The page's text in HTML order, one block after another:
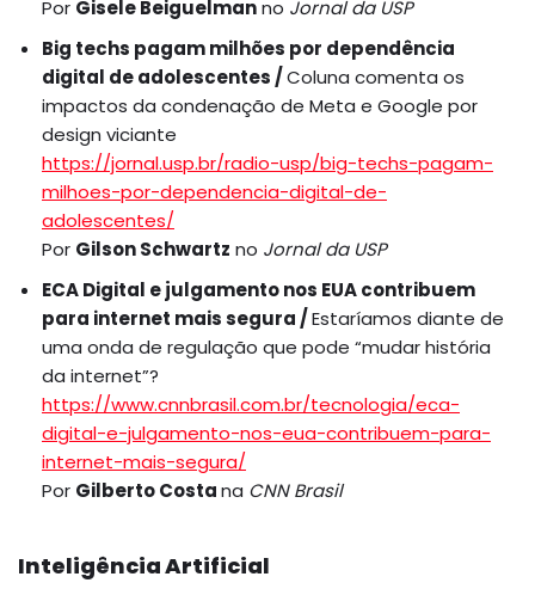
Por Gisele Beiguelmanno Jornal da USP
Big techs pagam milhões por dependência
digital de adolescentes /Coluna comenta os
impactos da condenação de Meta e Google por
design viciante
https://jornal.usp.br/radio-usp/big-techs-pagam-
milhoes-por-dependencia-digital-de-
adolescentes/
Por Gilson Schwartz no Jornal da USP
ECA Digital e julgamento nos EUA contribuem
para internet mais segura /Estaríamos diante de
uma onda de regulação que pode “mudar história
da internet”?
https://www.cnnbrasil.com.br/tecnologia/eca-
digital-e-julgamento-nos-eua-contribuem-para-
internet-mais-segura/
Por Gilberto Costana CNN Brasil
Inteligência Artificial